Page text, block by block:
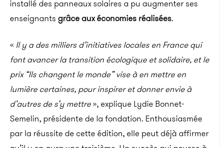
installé des panneaux solaires a pu augmenter ses
enseignants grâce aux économies réalisées.
« Il y a des milliers d’initiatives locales en France qui
font avancer la transition écologique et solidaire, et le
prix “Ils changent le monde” vise à en mettre en
lumière certaines, pour inspirer et donner envie à
d’autres de s’y mettre», explique Lydie Bonnet-
Semelin, présidente de la fondation. Enthousiasmée
par la réussite de cette édition, elle peut déjà affirmer